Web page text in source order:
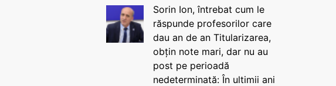
Sorin Ion, întrebat cum le
răspunde profesorilor care
dau an de an Titularizarea,
obțin note mari, dar nu au
post pe perioadă
nedeterminată: În ultimii ani